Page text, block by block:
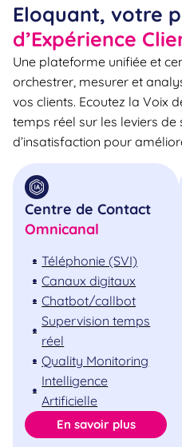
Eloquant, votre
d’Expérience
Une plateforme unifiée et
orchestrer, mesurer et
vos clients. Ecoutez la Voix
temps réel sur les leviers de
d’insatisfaction pour
Centre de Contact
Omnicanal
Téléphonie (SVI)
Canaux digitaux
Chatbot/callbot
Supervision temps
réel
Quality Monitoring
Intelligence
Artificielle
En savoir plus